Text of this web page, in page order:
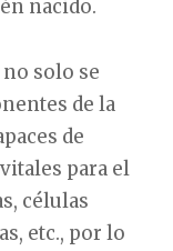
nacido.
solo se
de la
de
para el
células
etc., por lo